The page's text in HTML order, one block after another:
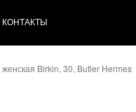
КОНТАКТЫ
Birkin, 30, Butler Hermes